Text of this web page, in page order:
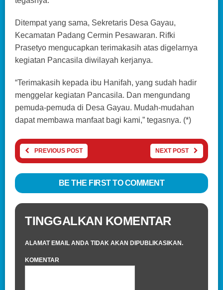
Ditempat yang sama, Sekretaris Desa Gayau,
Kecamatan Padang Cermin Pesawaran. Rifki
Prasetyo mengucapkan terimakasih atas digelarnya
kegiatan Pancasila diwilayah kerjanya.
“Terimakasih kepada ibu Hanifah, yang sudah hadir
menggelar kegiatan Pancasila. Dan mengundang
pemuda-pemuda di Desa Gayau. Mudah-mudahan
dapat membawa manfaat bagi kami,” tegasnya. (*)
PREVIOUS POST NEXT POST
BE THE FIRST TO COMMENT
TINGGALKAN KOMENTAR
ALAMAT EMAIL ANDA TIDAK AKAN DIPUBLIKASIKAN.
KOMENTAR